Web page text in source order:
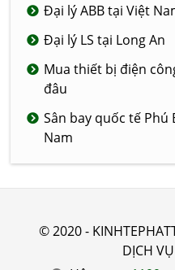
Đại lý ABB tại Việt
Đại lý LS tại Long An
Mua thiết bị điện
đâu
Sân bay quốc tế Phú
Nam
© 2020 -
DỊCH VỤ